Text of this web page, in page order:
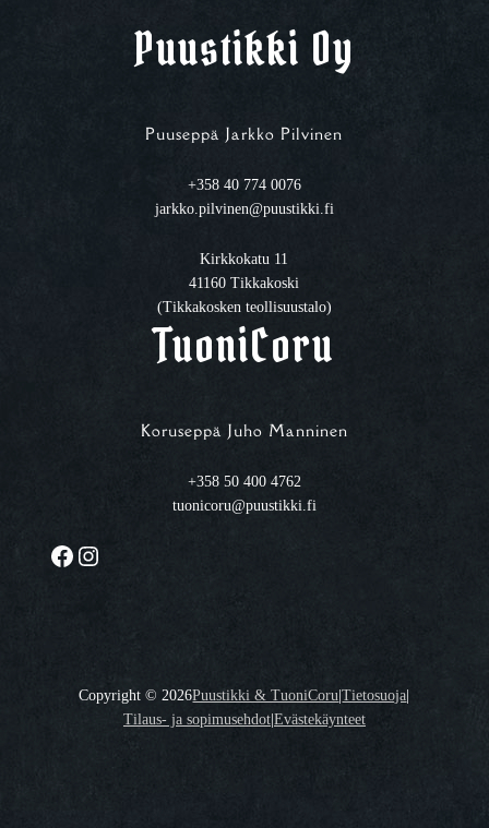
Puustikki Oy
Puuseppä Jarkko Pilvinen
+358 40 774 0076
jarkko.pilvinen@puustikki.fi
Kirkkokatu 11
41160 Tikkakoski
(Tikkakosken teollisuustalo)
TuoniCoru
Koruseppä Juho Manninen
+358 50 400 4762
tuonicoru@puustikki.fi
Facebook Instagram
Copyright © 2026Puustikki & TuoniCoru|Tietosuoja|
Tilaus- ja sopimusehdot|Evästekäynteet